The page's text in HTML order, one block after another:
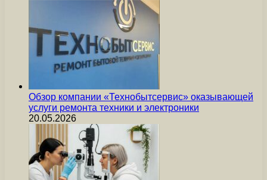
Обзор компании «Технобытсервис» оказывающей
услуги ремонта техники и электроники
20.05.2026